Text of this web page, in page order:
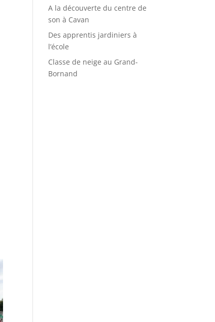
A la découverte du centre de
son à Cavan
Des apprentis jardiniers à
l’école
Classe de neige au Grand-
Bornand